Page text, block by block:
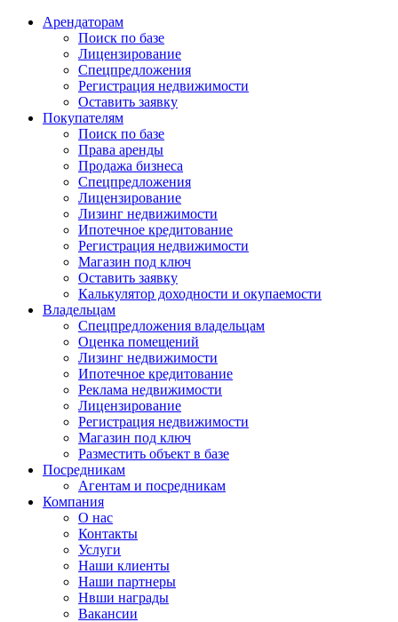
Арендаторам
Поиск по базе
Лицензирование
Спецпредложения
Регистрация недвижимости
Оставить заявку
Покупателям
Поиск по базе
Права аренды
Продажа бизнеса
Спецпредложения
Лицензирование
Лизинг недвижимости
Ипотечное кредитование
Регистрация недвижимости
Магазин под ключ
Оставить заявку
Калькулятор доходности и окупаемости
Владельцам
Спецпредложения владельцам
Оценка помещений
Лизинг недвижимости
Ипотечное кредитование
Реклама недвижимости
Лицензирование
Регистрация недвижимости
Магазин под ключ
Разместить объект в базе
Посредникам
Агентам и посредникам
Компания
О нас
Контакты
Услуги
Наши клиенты
Наши партнеры
Нвши награды
Вакансии